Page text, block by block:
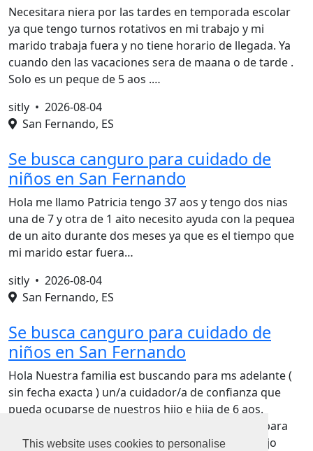
This website uses cookies to personalise
Necesitara niera por las tardes en temporada escolar
ya que tengo turnos rotativos en mi trabajo y mi
marido trabaja fuera y no tiene horario de llegada. Ya
cuando den las vacaciones sera de maana o de tarde .
Solo es un peque de 5 aos .…
sitly • 2026-08-04
San Fernando, ES
Se busca canguro para cuidado de
niños en San Fernando
Hola me llamo Patricia tengo 37 aos y tengo dos nias
una de 7 y otra de 1 aito necesito ayuda con la pequea
de un aito durante dos meses ya que es el tiempo que
mi marido estar fuera…
sitly • 2026-08-04
San Fernando, ES
Se busca canguro para cuidado de
niños en San Fernando
Hola Nuestra familia est buscando para ms adelante (
sin fecha exacta ) un/a cuidador/a de confianza que
pueda ocuparse de nuestros hijo e hija de 6 aos.
Buscamos a alguien con experiencia y paciencia para
atender las necesidades especiales de nuestro hijo